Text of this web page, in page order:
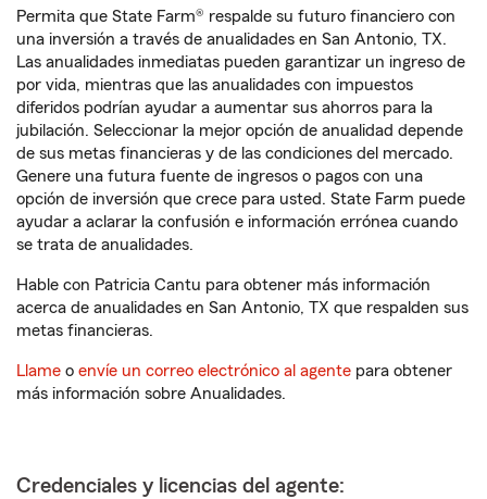
Permita que State Farm® respalde su futuro financiero con
una inversión a través de anualidades en San Antonio, TX.
Las anualidades inmediatas pueden garantizar un ingreso de
por vida, mientras que las anualidades con impuestos
diferidos podrían ayudar a aumentar sus ahorros para la
jubilación. Seleccionar la mejor opción de anualidad depende
de sus metas financieras y de las condiciones del mercado.
Genere una futura fuente de ingresos o pagos con una
opción de inversión que crece para usted. State Farm puede
ayudar a aclarar la confusión e información errónea cuando
se trata de anualidades.
Hable con Patricia Cantu para obtener más información
acerca de anualidades en San Antonio, TX que respalden sus
metas financieras.
Llame o envíe un correo electrónico al agente para obtener
más información sobre Anualidades.
Credenciales y licencias del agente: